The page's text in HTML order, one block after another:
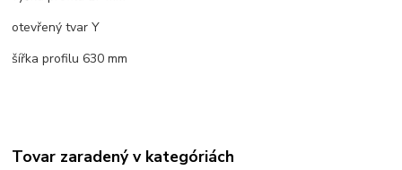
otevřený tvar Y
šířka profilu 630 mm
Tovar zaradený v kategóriách